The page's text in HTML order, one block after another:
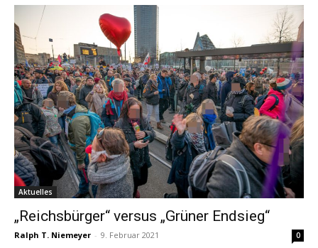
Aktuelles
„Reichsbürger“ versus „Grüner Endsieg“
Ralph T. Niemeyer - 9. Februar 2021 0